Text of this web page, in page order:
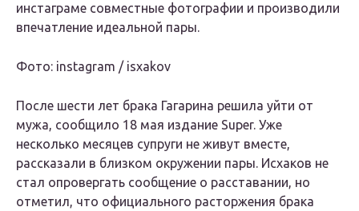
инстаграме совместные фотографии и производили
впечатление идеальной пары.
Фото: instagram / isxakov
После шести лет брака Гагарина решила уйти от
мужа, сообщило 18 мая издание Super. Уже
несколько месяцев супруги не живут вместе,
рассказали в близком окружении пары. Исхаков не
стал опровергать сообщение о расставании, но
отметил, что официального расторжения брака